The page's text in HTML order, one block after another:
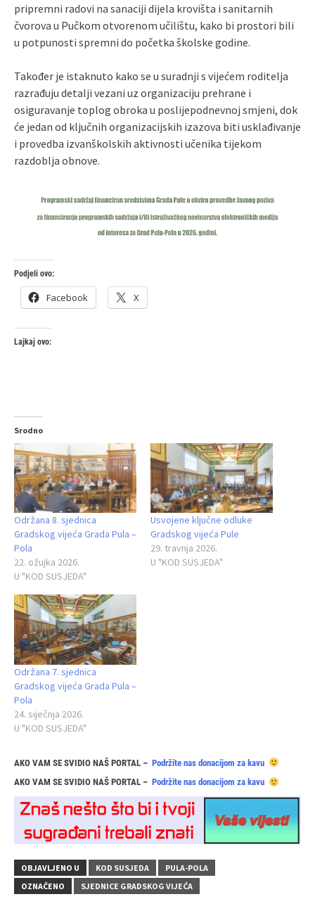
pripremni radovi na sanaciji dijela krovišta i sanitarnih
čvorova u Pučkom otvorenom učilištu, kako bi prostori bili
u potpunosti spremni do početka školske godine.
Također je istaknuto kako se u suradnji s vijećem roditelja
razrađuju detalji vezani uz organizaciju prehrane i
osiguravanje toplog obroka u poslijepodnevnoj smjeni, dok
će jedan od ključnih organizacijskih izazova biti usklađivanje
i provedba izvanškolskih aktivnosti učenika tijekom
razdoblja obnove.
Podjeli ovo:
Facebook X
Lajkaj ovo:
Srodno
Održana 8. sjednica
Gradskog vijeća Grada Pula –
Pola
22. ožujka 2026.
U "KOD SUSJEDA"
Usvojene ključne odluke
Gradskog vijeća Pule
29. travnja 2026.
U "KOD SUSJEDA"
Održana 7. sjednica
Gradskog vijeća Grada Pula –
Pola
24. siječnja 2026.
U "KOD SUSJEDA"
AKO VAM SE SVIDIO NAŠ PORTAL – Podržite nas donacijom za kavu
AKO VAM SE SVIDIO NAŠ PORTAL – Podržite nas donacijom za kavu
OBJAVLJENO U KOD SUSJEDA
PULA-POLA
OZNAČENO
SJEDNICE GRADSKOG VIJEĆA